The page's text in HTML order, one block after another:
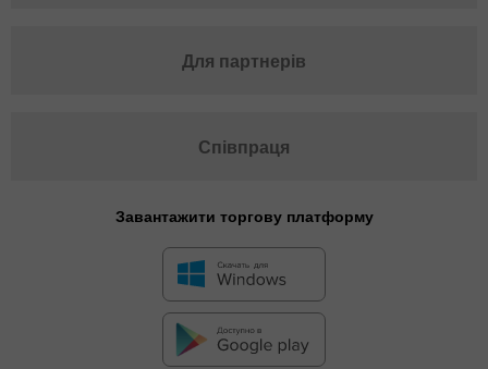
Для партнерів
Співпраця
Завантажити торгову платформу